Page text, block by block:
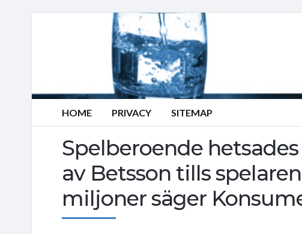
HOME PRIVACY SITEMAP
Spelberoende
av Betsson tills
miljoner säger